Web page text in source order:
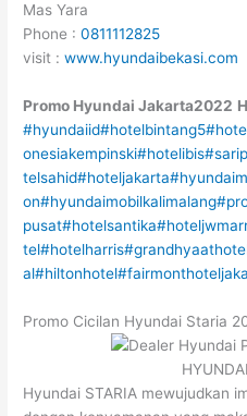
Mas Yara
Phone :0811112825
visit :www.hyundaibekasi.com
Promo Hyundai Jakarta2022
#hyundaiid#hotelbintang5
onesiakempinski#hotelibis
telsahid#hoteljakarta
on#hyundaimobilkalimalang
pusat#hotelsantika
tel#hotelharris
al#hiltonhotel
Promo Cicilan Hyundai Staria
Hyundai STARIA mewujudkan